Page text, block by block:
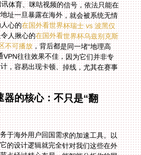
心的在国外看世界杯瑞士 vs 波黑仅
人揪心的在国外看世界杯乌兹别克斯
不可播放，背后都是同一堵“地理高
墙”。单纯依靠普通VPN往往效果不佳，因为它们并非专
为优化回国链路设计，容易出现卡顿、掉线，尤其在赛事
器的核心：不只是“翻
于海外用户回国需求的加速工具。以
的设计逻辑就完全针对我们这些在外
的全球节点经过精心布局，能智能分析你的网
间推荐最优、最稳定的回国线路。这意味着一
你就能获得一个稳定的国内IP，平台会把你视